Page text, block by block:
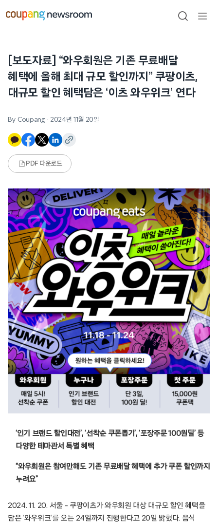
건너뛰기
검색
[보도자료] “와우회원은 기존 무료배달
혜택에 올해 최대 규모 할인까지” 쿠팡이츠,
대규모 할인 혜택담은 ‘이츠 와우위크’ 연다
By Coupang · 2024년 11월 20일
PDF 다운로드
‘인기 브랜드 할인대전’, ‘선착순 쿠폰뽑기’, ‘포장주문 100원딜’ 등
다양한 테마관서 특별 혜택
“와우회원은 참여만해도 기존 무료배달 혜택에 추가 쿠폰 할인까지
누려요”
2024. 11. 20. 서울 – 쿠팡이츠가 와우회원 대상 대규모 할인 혜택을
담은 ‘와우위크‘를 오는 24일까지 진행한다고 20일 밝혔다. 음식